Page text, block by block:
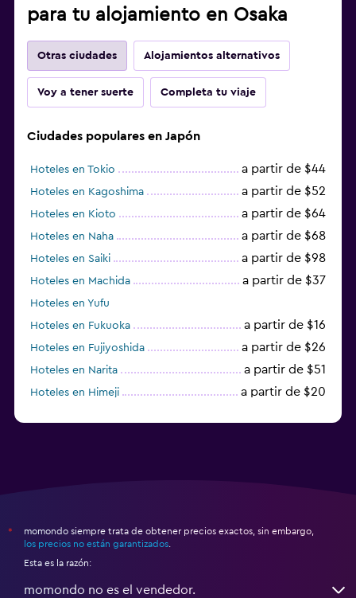
para tu alojamiento en Osaka
Otras ciudades Alojamientos alternativos
Voy a tener suerte Completa tu viaje
Ciudades populares en Japón
Hoteles en Tokio a partir de $44
Hoteles en Kagoshima a partir de $52
Hoteles en Kioto a partir de $64
Hoteles en Naha a partir de $68
Hoteles en Saiki a partir de $98
Hoteles en Machida a partir de $37
Hoteles en Yufu
Hoteles en Fukuoka
a partir de $16
Hoteles en Fujiyoshida a partir de $26
Hoteles en Narita a partir de $51
Hoteles en Himeji a partir de $20
*
momondo siempre trata de obtener precios exactos, sin embargo,
los precios no están garantizados
Esta es la razón:
momondo no es el vendedor.